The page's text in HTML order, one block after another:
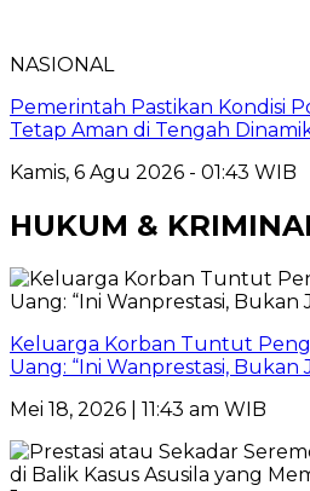
NASIONAL
Pemerintah Pastikan Kondisi
Tetap Aman di Tengah
Kamis, 6 Agu 2026 - 01:43 WIB
HUKUM &
Keluarga Korban Tuntut
Uang: “Ini Wanprestasi, Bukan
Mei 18, 2026 | 11:43 am WIB